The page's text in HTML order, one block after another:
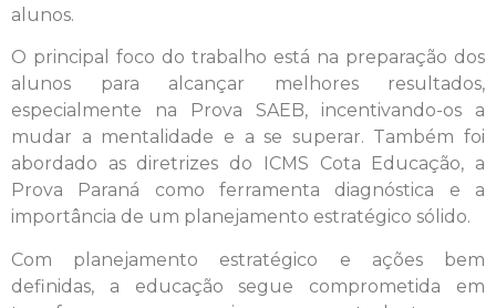
alunos.
O principal foco do trabalho está na preparação dos
alunos para alcançar melhores resultados,
especialmente na Prova SAEB, incentivando-os a
mudar a mentalidade e a se superar. Também foi
abordado as diretrizes do ICMS Cota Educação, a
Prova Paraná como ferramenta diagnóstica e a
importância de um planejamento estratégico sólido.
Com planejamento estratégico e ações bem
definidas, a educação segue comprometida em